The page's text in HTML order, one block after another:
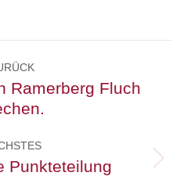
Vorheriger
Beitrag:
Ramerberg Fluch
Nächster
Punkteteilung